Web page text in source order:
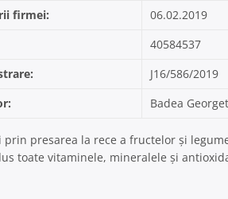
firmei:
06.02.2019
40584537
J16/586/2019
Badea
prin presarea la rece a fructelor și
toate vitaminele, mineralele și